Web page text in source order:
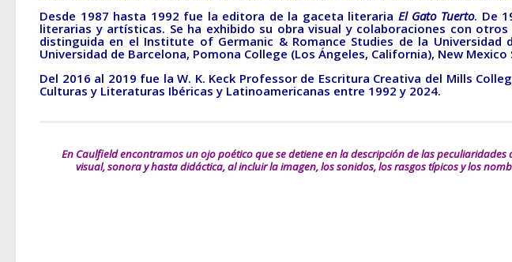
Desde 1987 hasta 1992 fue la editora de la gaceta literaria El Gato Tuerto. De
literarias y artísticas. Se ha exhibido su obra visual y colaboraciones con
distinguida en el Institute of Germanic & Romance Studies de la Universidad
Universidad de Barcelona, Pomona College (Los Ángeles, California), New
Del 2016 al 2019 fue la W. K. Keck Professor de Escritura Creativa del Mills
Culturas y Literaturas Ibéricas y Latinoamericanas entre 1992 y 2024.
En Caulfield encontramos un ojo poético que se detiene en la descripción de las
visual, sonora y hasta didáctica, al incluir la imagen, los sonidos, los rasgos típicos y los